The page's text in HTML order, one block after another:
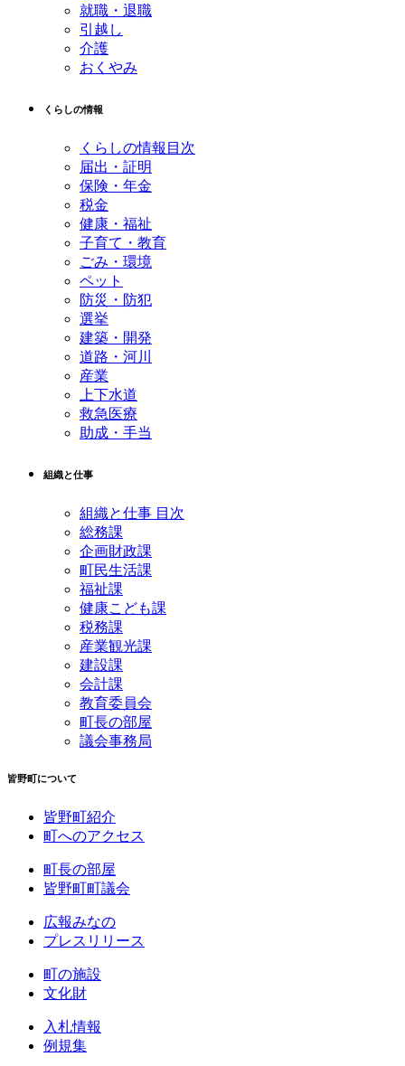
就職・退職
引越し
介護
おくやみ
くらしの情報
くらしの情報目次
届出・証明
保険・年金
税金
健康・福祉
子育て・教育
ごみ・環境
ペット
防災・防犯
選挙
建築・開発
道路・河川
産業
上下水道
救急医療
助成・手当
組織と仕事
組織と仕事 目次
総務課
企画財政課
町民生活課
福祉課
健康こども課
税務課
産業観光課
建設課
会計課
教育委員会
町長の部屋
議会事務局
皆野町について
皆野町紹介
町へのアクセス
町長の部屋
皆野町町議会
広報みなの
プレスリリース
町の施設
文化財
入札情報
例規集